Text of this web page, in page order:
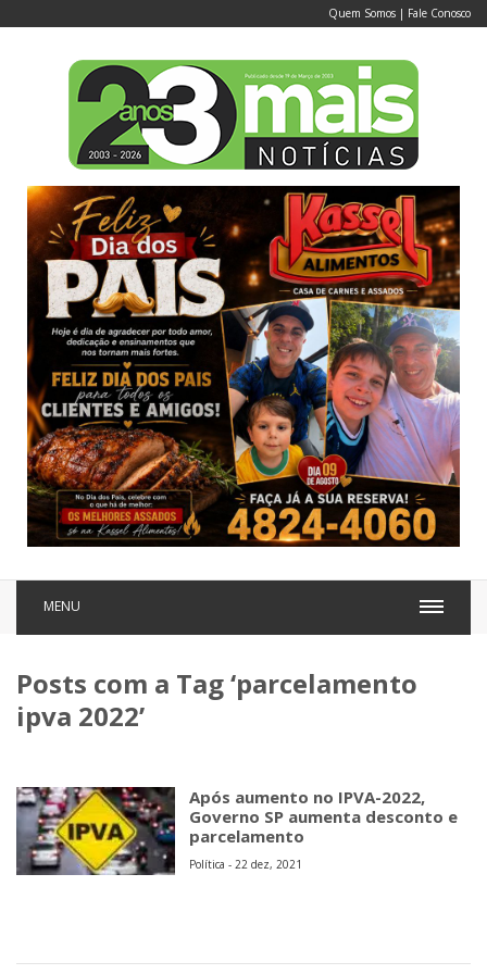
Quem Somos | Fale Conosco
MENU
Posts com a Tag ‘parcelamento
ipva 2022’
Após aumento no IPVA-2022,
Governo SP aumenta desconto e
parcelamento
Política - 22 dez, 2021